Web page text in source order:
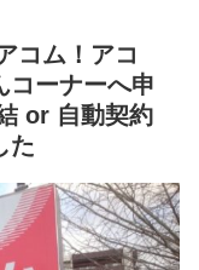
コム！アコ
コーナーへ申
or 自動契約
た